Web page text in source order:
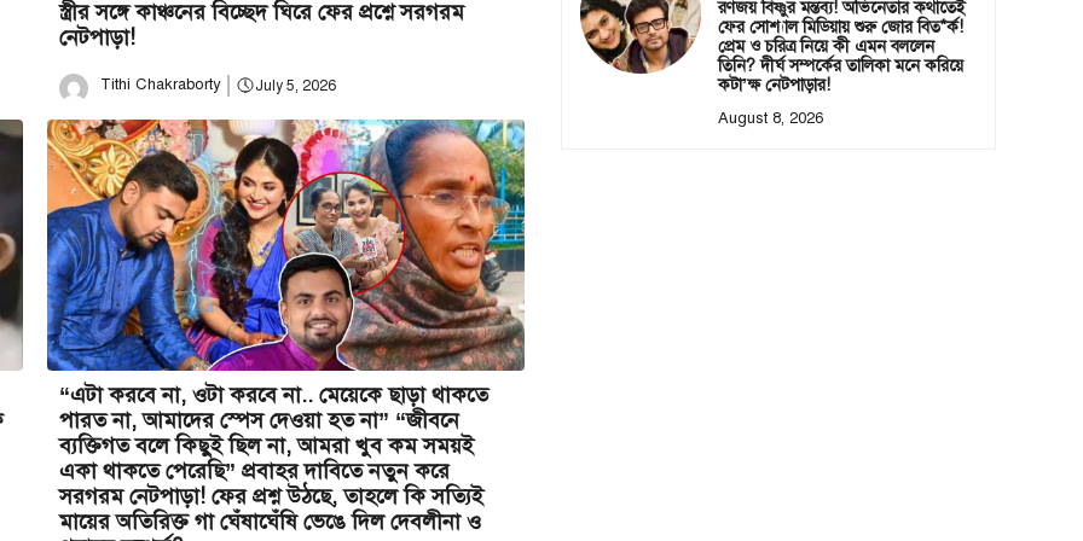
স্ত্রীর সঙ্গে কাঞ্চনের বিচ্ছেদ ঘিরে ফের প্রশ্নে সরগরম
নেটপাড়া!
Tithi Chakraborty July 5, 2026
“এটা করবে না, ওটা করবে না.. মেয়েকে ছাড়া থাকতে
পারত না, আমাদের স্পেস দেওয়া হত না” “জীবনে
ব্যক্তিগত বলে কিছুই ছিল না, আমরা খুব কম সময়ই
একা থাকতে পেরেছি” প্রবাহর দাবিতে নতুন করে
সরগরম নেটপাড়া! ফের প্রশ্ন উঠছে, তাহলে কি সত্যিই
মায়ের অতিরিক্ত গা ঘেঁষাঘেঁষি ভেঙে দিল দেবলীনা ও
রণজয় বিষ্ণুর মন্তব্য! অভিনেতার কথাতেই
ফের সোশ্যাল মিডিয়ায় শুরু জোর বিত*র্ক!
প্রেম ও চরিত্র নিয়ে কী এমন বললেন
তিনি? দীর্ঘ সম্পর্কের তালিকা মনে করিয়ে
কটা’ক্ষ নেটপাড়ার!
August 8, 2026